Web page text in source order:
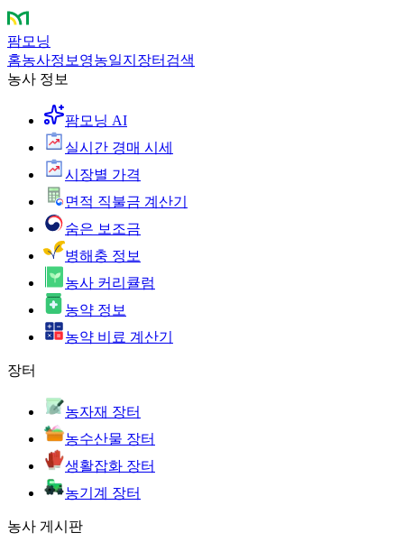
팜모닝
홈농사정보 영농일지 장터 검색
농사 정보
팜모닝 AI
실시간 경매 시세
시장별 가격
면적 직불금 계산기
숨은 보조금
병해충 정보
농사 커리큘럼
농약 정보
농약 비료 계산기
장터
농자재 장터
농수산물 장터
생활잡화 장터
농기계 장터
농사 게시판